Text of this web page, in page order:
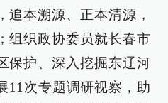
追本溯源、正本清源，
组织政协委员就长春市
保护、深入挖掘东辽河
11次专题调研视察，助